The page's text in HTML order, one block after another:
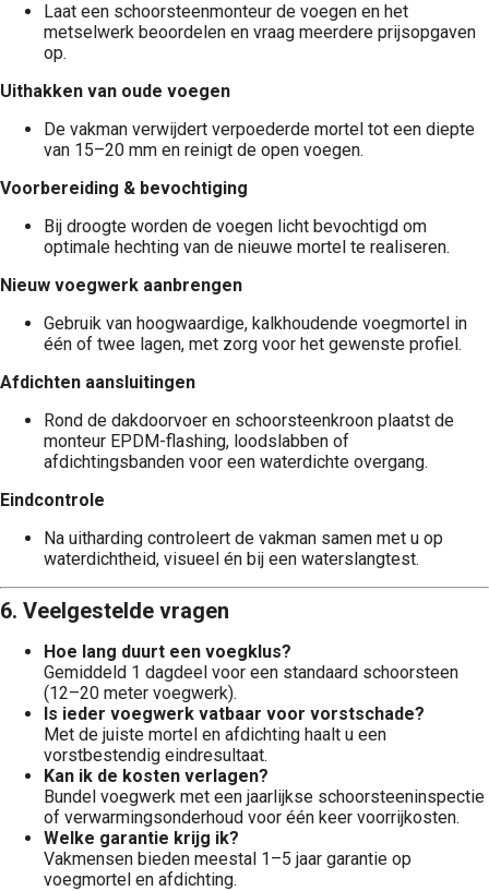
Laat een schoorsteenmonteur de voegen en het
metselwerk beoordelen en vraag meerdere prijsopgaven
op.
Uithakken van oude voegen
De vakman verwijdert verpoederde mortel tot een diepte
van 15–20 mm en reinigt de open voegen.
Voorbereiding & bevochtiging
Bij droogte worden de voegen licht bevochtigd om
optimale hechting van de nieuwe mortel te realiseren.
Nieuw voegwerk aanbrengen
Gebruik van hoogwaardige, kalkhoudende voegmortel in
één of twee lagen, met zorg voor het gewenste profiel.
Afdichten aansluitingen
Rond de dakdoorvoer en schoorsteenkroon plaatst de
monteur EPDM-flashing, loodslabben of
afdichtingsbanden voor een water­dichte overgang.
Eindcontrole
Na uitharding controleert de vakman samen met u op
water­dichtheid, visueel én bij een waterslangtest.
6. Veelgestelde vragen
Hoe lang duurt een voegklus?
Gemiddeld 1 dagdeel voor een standaard schoorsteen
(12–20 meter voegwerk).
Is ieder voegwerk vatbaar voor vorstschade?
Met de juiste mortel en afdichting haalt u een
vorstbestendig eindresultaat.
Kan ik de kosten verlagen?
Bundel voegwerk met een jaarlijkse schoorsteen­inspectie
of verwarmingsonderhoud voor één keer voorrijkosten.
Welke garantie krijg ik?
Vakmensen bieden meestal 1–5 jaar garantie op
voegmortel en afdichting.